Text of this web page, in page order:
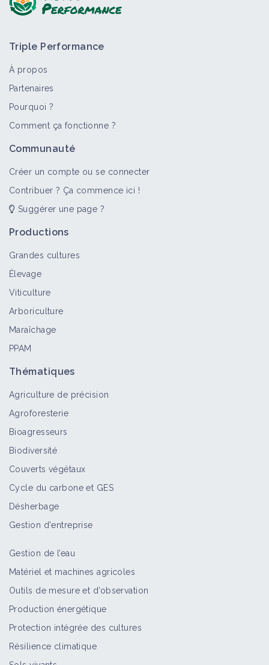
Triple Performance
À propos
Partenaires
Pourquoi ?
Comment ça fonctionne ?
Communauté
Créer un compte ou se connecter
Contribuer ? Ça commence ici !
Suggérer une page ?
Productions
Grandes cultures
Élevage
Viticulture
Arboriculture
Maraîchage
PPAM
Thématiques
Agriculture de précision
Agroforesterie
Bioagresseurs
Biodiversité
Couverts végétaux
Cycle du carbone et GES
Désherbage
Gestion d'entreprise
Gestion de l’eau
Matériel et machines agricoles
Outils de mesure et d’observation
Production énergétique
Protection intégrée des cultures
Résilience climatique